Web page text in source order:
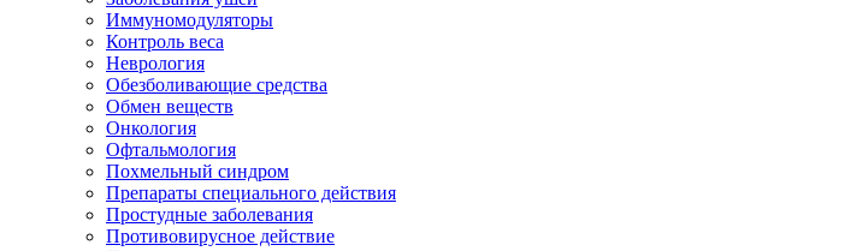
Иммуномодуляторы
Контроль веса
Неврология
Обезболивающие средства
Обмен веществ
Онкология
Офтальмология
Похмельный синдром
Препараты специального действия
Простудные заболевания
Противовирусное действие